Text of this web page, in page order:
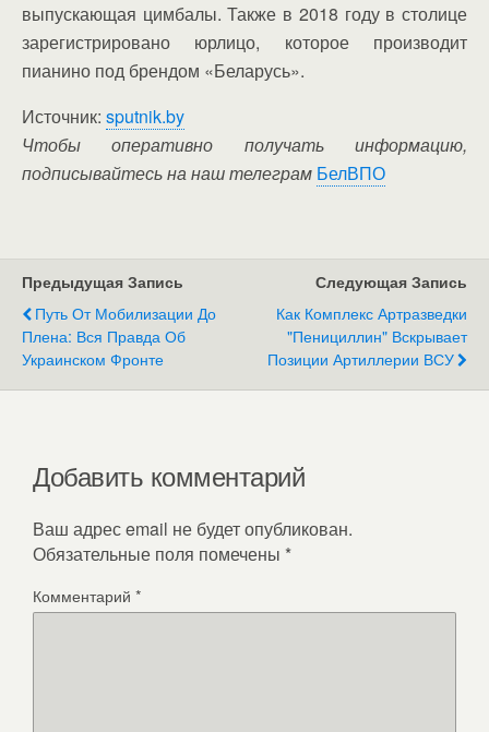
выпускающая цимбалы. Также в 2018 году в столице
зарегистрировано юрлицо, которое производит
пианино под брендом «Беларусь».
Источник: sputnik.by
Чтобы оперативно получать информацию,
подписывайтесь на наш телеграм БелВПО
Предыдущая Запись
Путь От Мобилизации До
Плена: Вся Правда Об
Украинском Фронте
Следующая Запись
Как Комплекс Артразведки
"Пенициллин" Вскрывает
Позиции Артиллерии ВСУ
Добавить комментарий
Ваш адрес email не будет опубликован.
Обязательные поля помечены *
Комментарий *